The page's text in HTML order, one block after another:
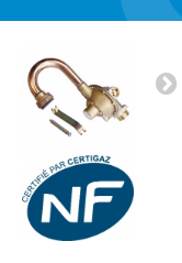
BUTANE
PLT IZINOX®
NOS SERVICES